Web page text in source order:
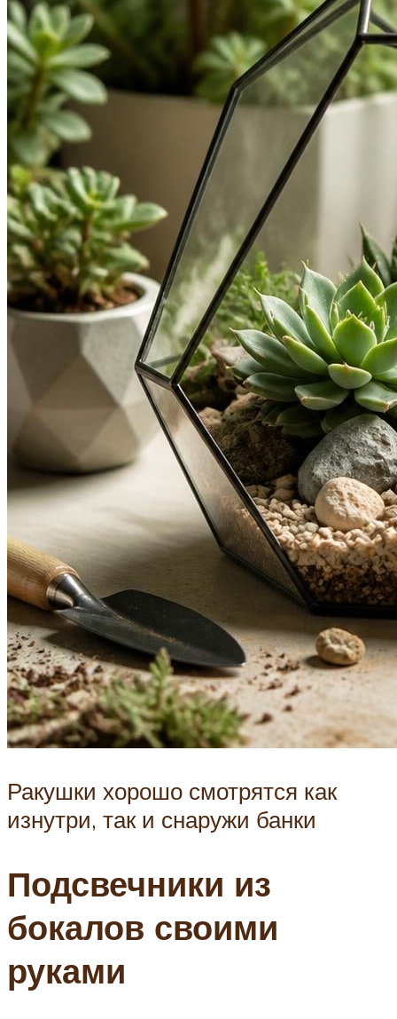
Ракушки хорошо смотрятся как
изнутри, так и снаружи банки
Подсвечники из
бокалов своими
руками